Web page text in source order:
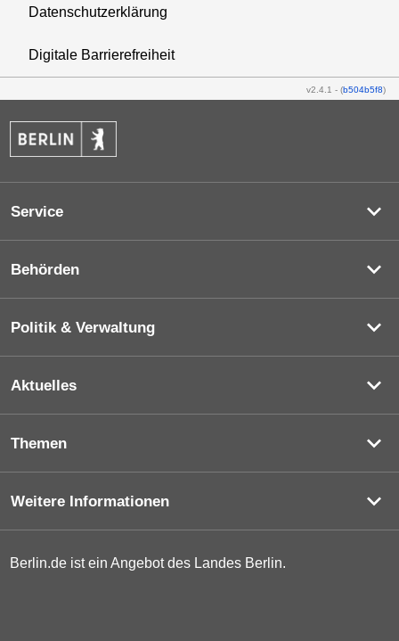
v2.4.1 -(b504b5f8)
Datenschutzerklärung
Digitale Barrierefreiheit
Service
Behörden
Politik & Verwaltung
Aktuelles
Themen
Weitere Informationen
Berlin.de ist ein Angebot des Landes Berlin.